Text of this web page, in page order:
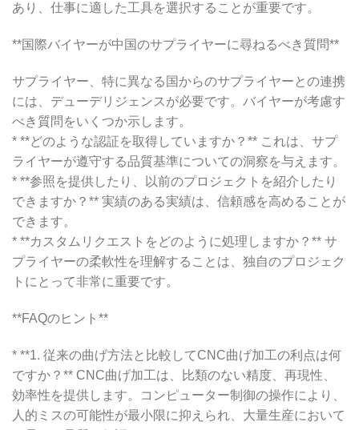
あり、仕事に適した工具を選択することが重要です。
**国際バイヤーが中国のサプライヤーに尋ねるべき質問**
サプライヤー、特に異なる国からのサプライヤーとの連携
には、デューデリジェンスが必要です。バイヤーが考慮す
べき質問をいくつか示します。
* **どのような認証を取得していますか？** これは、サプ
ライヤーが遵守する品質基準についての洞察を与えます。
* **参照を提供したり、以前のプロジェクトを紹介したり
できますか？** 実績のある実績は、信頼感を高めることが
できます。
* **カスタムリクエストをどのように処理しますか？** サ
プライヤーの柔軟性を理解することは、独自のプロジェク
トにとって非常に重要です。
**FAQのヒント**
* **1. 従来の曲げ方法と比較してCNC曲げ加工の利点は何
ですか？** CNC曲げ加工は、比類のない精度、再現性、
効率性を提供します。コンピューター制御の操作により、
人的ミスの可能性が最小限に抑えられ、大量生産において